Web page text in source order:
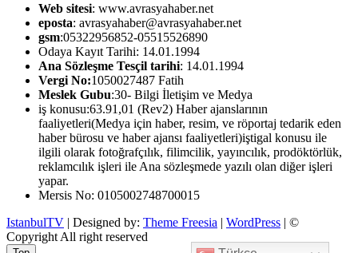
Web sitesi: www.avrasyahaber.net
eposta: avrasyahaber@avrasyahaber.net
gsm:05322956852-05515526890
Odaya Kayıt Tarihi: 14.01.1994
Ana Sözleşme Tesçil tarihi: 14.01.1994
Vergi No:1050027487 Fatih
Meslek Gubu:30- Bilgi İletişim ve Medya
iş konusu:63.91,01 (Rev2) Haber ajanslarının
faaliyetleri(Medya için haber, resim, ve röportaj tedarik eden
haber bürosu ve haber ajansı faaliyetleri)iştigal konusu ile
ilgili olarak fotoğrafçılık, filimcilik, yayıncılık, prodöktörlük,
reklamcılık işleri ile Ana sözleşmede yazılı olan diğer işleri
yapar.
Mersis No: 0105002748700015
IstanbulTV | Designed by: Theme Freesia | WordPress | ©
Copyright All right reserved